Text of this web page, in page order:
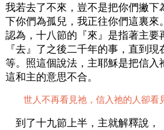
我若去了不來，豈不是把你們撇下
下你們為孤兒，我正往你們這裏來
認為，十八節的『來』是指著主要
『去』了之後二千年的事，直到
等。照這個說法，主耶穌是把信入
這和主的意思不合。
世人不再看見祂，信入祂的人卻看
到了十九節上半，主就解釋說，